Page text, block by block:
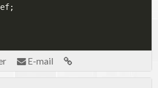
;
E-mail